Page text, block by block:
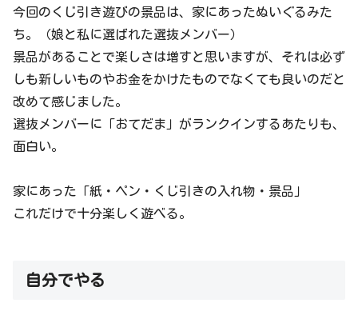
今回のくじ引き遊びの景品は、家にあったぬいぐるみた
ち。（娘と私に選ばれた選抜メンバー）
景品があることで楽しさは増すと思いますが、それは必ず
しも新しいものやお金をかけたものでなくても良いのだと
改めて感じました。
選抜メンバーに「おてだま」がランクインするあたりも、
面白い。
家にあった「紙・ペン・くじ引きの入れ物・景品」
これだけで十分楽しく遊べる。
自分でやる